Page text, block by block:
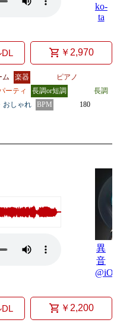
ko-
ta
DL ￥2,970
ム 楽器
ピアノ
ーティ 長調or短調
長調
おしゃれ BPM 180
異
音
DL ￥2,200